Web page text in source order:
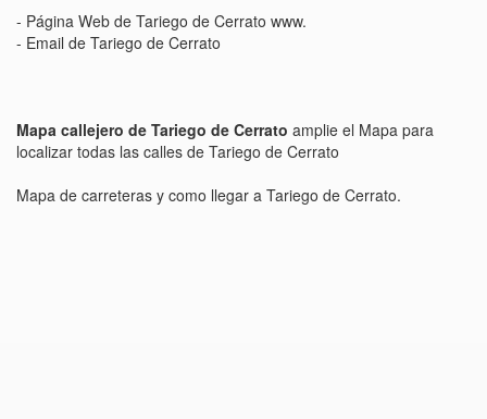
- Página Web de Tariego de Cerrato www.
- Email de Tariego de Cerrato
Mapa callejero de Tariego de Cerrato amplie el Mapa para
localizar todas las calles de Tariego de Cerrato
Mapa de carreteras y como llegar a Tariego de Cerrato.